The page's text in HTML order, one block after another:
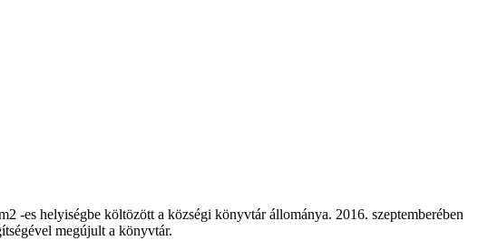
-es helyiségbe költözött a községi könyvtár állománya. 2016. szeptemberében
megújult a könyvtár.